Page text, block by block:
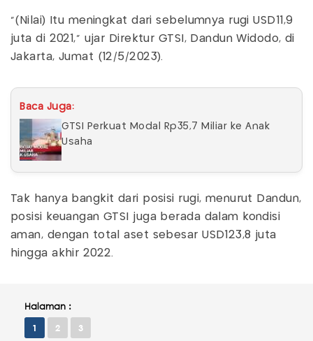
"(Nilai) Itu meningkat dari sebelumnya rugi USD11,9
juta di 2021," ujar Direktur GTSI, Dandun Widodo, di
Jakarta, Jumat (12/5/2023).
Baca Juga:
GTSI Perkuat Modal Rp35,7 Miliar ke Anak
Usaha
Tak hanya bangkit dari posisi rugi, menurut Dandun,
posisi keuangan GTSI juga berada dalam kondisi
aman, dengan total aset sebesar USD123,8 juta
hingga akhir 2022.
Halaman :
1 2 3